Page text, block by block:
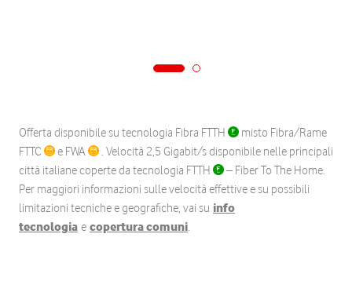
Offerta disponibile su tecnologia Fibra FTTH
misto Fibra/Rame
FTTC
e FWA
. Velocità 2,5 Gigabit/s disponibile nelle principali
città italiane coperte da tecnologia FTTH
– Fiber To The Home.
Per maggiori informazioni sulle velocità effettive e su possibili
limitazioni tecniche e geografiche, vai su info
tecnologia e copertura comuni.